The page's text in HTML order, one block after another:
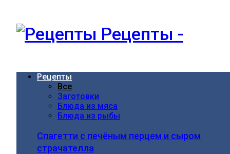
Рецепты -
Рецепты
Все
Заготовки
Блюда из мяса
Блюда из рыбы
Спагетти с печёным перцем и сыром
страчателла